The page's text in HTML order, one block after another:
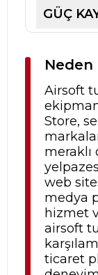
GÜÇ
Neden
Airsoft
Store,
web
medya
hizmet
airsoft
ticaret